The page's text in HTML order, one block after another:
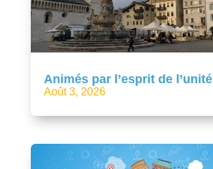
Animés par l’esprit de l’unité
Août 3, 2026